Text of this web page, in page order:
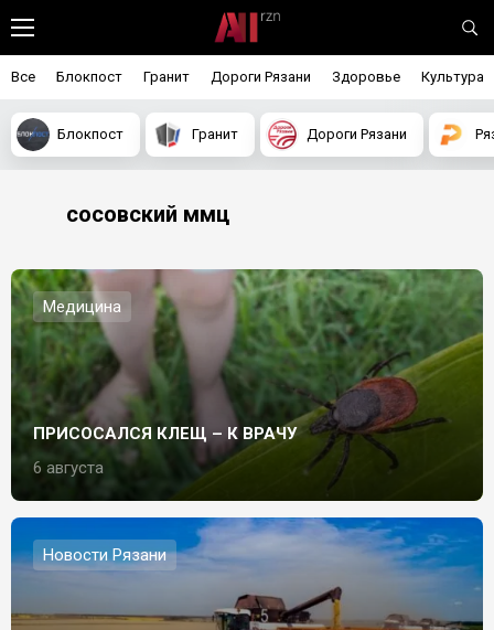
Все Блокпост Гранит Дороги Рязани Здоровье Культура
Блокпост Гранит Дороги Рязани
сосовский ммц
Медицина
ПРИСОСАЛСЯ КЛЕЩ – К ВРАЧУ
6 августа
Новости Рязани